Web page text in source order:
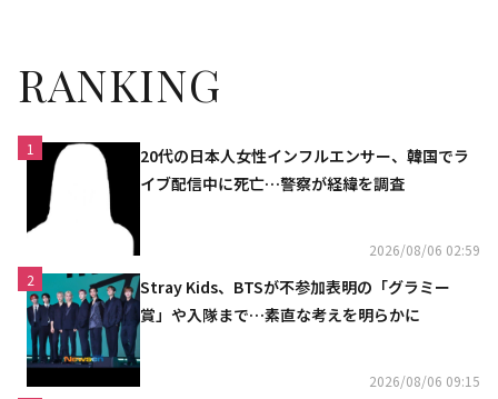
RANKING
1
20代の日本人女性インフルエンサー、韓国でラ
イブ配信中に死亡…警察が経緯を調査
2026/08/06 02:59
2
Stray Kids、BTSが不参加表明の「グラミー
賞」や入隊まで…素直な考えを明らかに
2026/08/06 09:15